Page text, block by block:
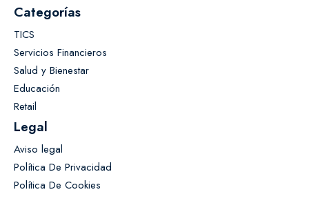
Categorías
TICS
Servicios Financieros
Salud y Bienestar
Educación
Retail
Legal
Aviso legal
Política De Privacidad
Política De Cookies